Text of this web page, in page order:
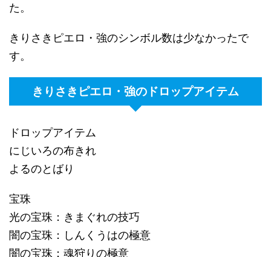
た。
きりさきピエロ・強のシンボル数は少なかったで
す。
きりさきピエロ・強のドロップアイテム
ドロップアイテム
にじいろの布きれ
よるのとばり
宝珠
光の宝珠：きまぐれの技巧
闇の宝珠：しんくうはの極意
闇の宝珠：魂狩りの極意